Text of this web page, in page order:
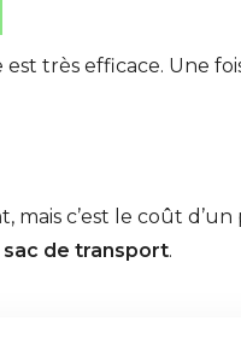
très efficace. Une
mais c’est le coût
de transport.